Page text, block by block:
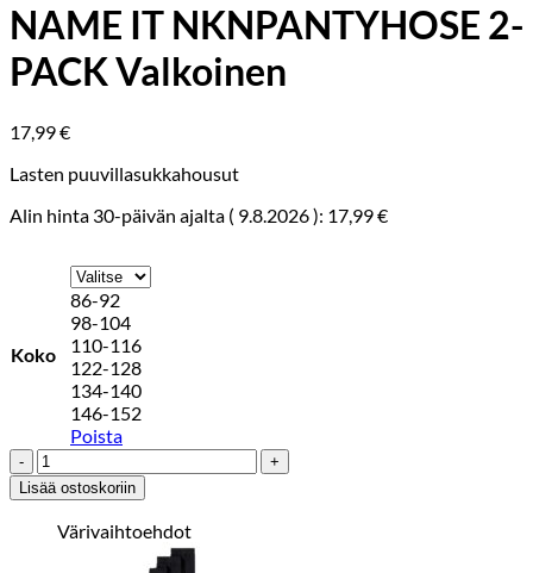
NAME IT NKNPANTYHOSE 2-
PACK Valkoinen
17,99€
Lasten puuvillasukkahousut
Alin hinta 30-päivän ajalta ( 9.8.2026): 17,99€
Koko
86-92
98-104
110-116
122-128
134-140
146-152
Poista
NAME
IT
NKNPANTYHOSE
Lisää ostoskoriin
Värivaihtoehdot